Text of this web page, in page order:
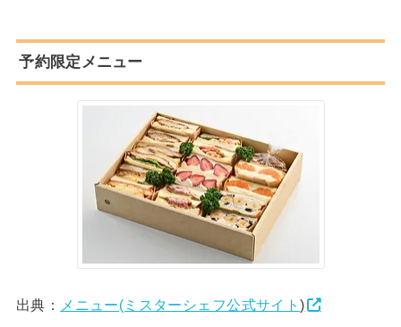
予約限定メニュー
出典： メニュー(ミスターシェフ公式サイト)